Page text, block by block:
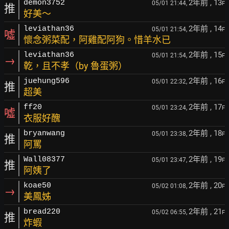
推 demon3752 05/01 21:44, 2年前 , 13F
好美～
噓 leviathan36 05/01 21:54, 2年前 , 14F
懷念粥菜配，阿雞配阿狗。惜羊水已
→ leviathan36 05/01 21:54, 2年前 , 15F
乾，且不孝（by 魯蛋粥）
推 juehung596 05/01 22:32, 2年前 , 16F
超美
噓 ff20 05/01 23:24, 2年前 , 17F
衣服好醜
推 bryanwang 05/01 23:38, 2年前 , 18F
阿罵
推 Wall08377 05/01 23:47, 2年前 , 19F
阿姨了
→ koae50 05/02 01:08, 2年前 , 20F
美鳳姊
推 bread220 05/02 06:55, 2年前 , 21 F
炸蝦